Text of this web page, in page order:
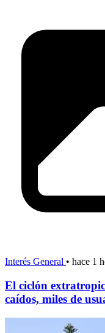
Interés General • hace 1
El ciclón
caídos, miles de